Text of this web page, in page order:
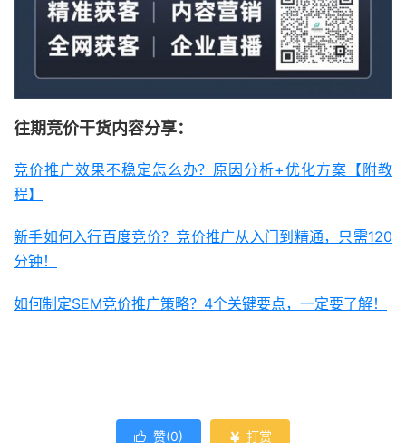
往期竞价干货内容分享：
竞价推广效果不稳定怎么办？原因分析+优化方案【附教
程】
新手如何入行百度竞价？竞价推广从入门到精通，只需120
分钟！
如何制定SEM竞价推广策略？4个关键要点，一定要了解！
 赞(0)  打赏